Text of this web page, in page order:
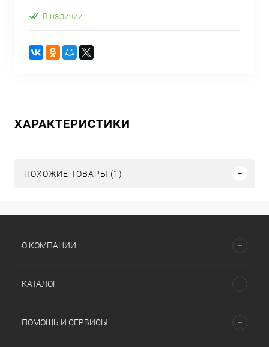
В наличии
ХАРАКТЕРИСТИКИ
ПОХОЖИЕ ТОВАРЫ (1)
О КОМПАНИИ
КАТАЛОГ
ПОМОЩЬ И СЕРВИСЫ